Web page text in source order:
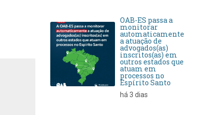
OAB-ES passa a
monitorar
automaticamente
a atuação de
advogados(as)
inscritos(as) em
outros estados que
atuam em
processos no
Espírito Santo
há 3 dias